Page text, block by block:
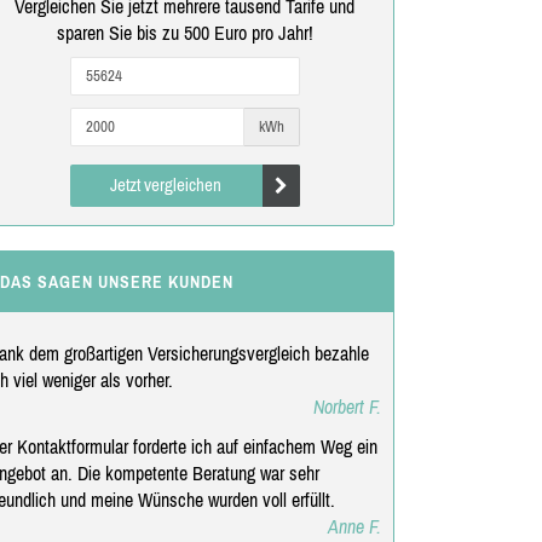
Vergleichen Sie jetzt mehrere tausend Tarife und
sparen Sie bis zu 500 Euro pro Jahr!
kWh
Jetzt vergleichen
DAS SAGEN UNSERE KUNDEN
dem großartigen Versicherungsvergleich bezahle
viel weniger als vorher.
Norbert F.
Kontaktformular forderte ich auf einfachem Weg ein
an. Die kompetente Beratung war sehr
und meine Wünsche wurden voll erfüllt.
Anne F.